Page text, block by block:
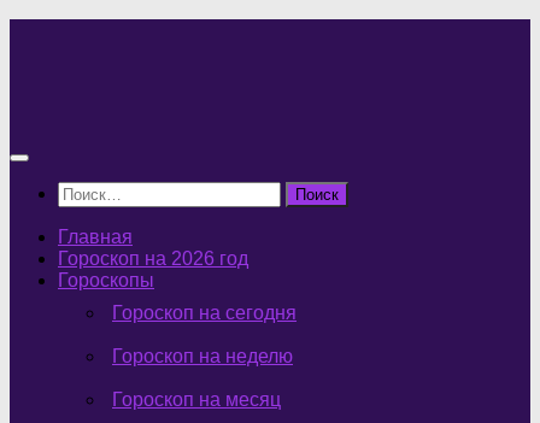
Найти:
Главная
Гороскоп на 2026 год
Гороскопы
Гороскоп на сегодня
Гороскоп на неделю
Гороскоп на месяц